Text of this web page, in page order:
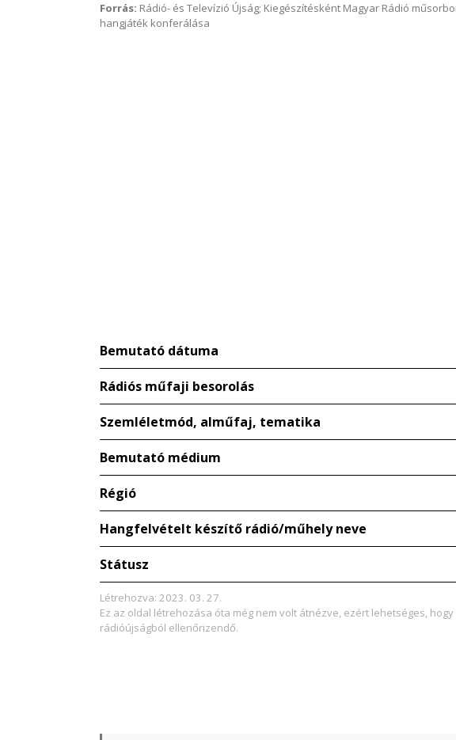
Forrás: Rádió- és Televízió Újság; Kiegészítésként Magyar Rádió
hangjáték konferálása
Bemutató dátuma
Rádiós műfaji besorolás
Szemléletmód, alműfaj, tematika
Bemutató médium
Régió
Hangfelvételt készítő rádió/műhely neve
Státusz
Létrehozva: 2023. 03. 27.
Ez az oldal létrehozása óta még nem volt átnézve, ezért lehetséges,
rádióújságból ellenőrizendő.